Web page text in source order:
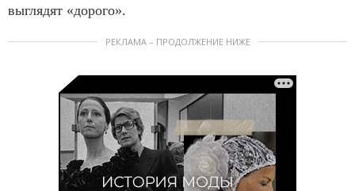
выглядят «дорого».
РЕКЛАМА – ПРОДОЛЖЕНИЕ НИЖЕ